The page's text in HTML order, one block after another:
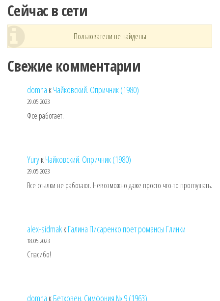
Сейчас в сети
Пользователи не найдены
Свежие комментарии
domna кЧайковский. Опричник (1980)
29.05.2023
Фсе работает.
YuryкЧайковский. Опричник (1980)
29.05.2023
Все ссылки не работают. Невозможно даже просто что-то прослушать.
alex-sidmakкГалина Писаренко поет романсы Глинки
18.05.2023
Спасибо!
domna кБетховен. Симфония № 9 (1963)